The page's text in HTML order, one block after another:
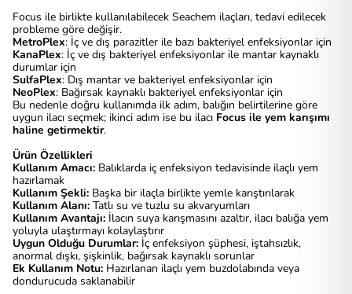
Focus ile birlikte kullanılabilecek Seachem ilaçları, tedavi edilecek
probleme göre değişir.
MetroPlex: İç ve dış parazitler ile bazı bakteriyel enfeksiyonlar için
KanaPlex: İç ve dış bakteriyel enfeksiyonlar ile mantar kaynaklı
durumlar için
SulfaPlex: Dış mantar ve bakteriyel enfeksiyonlar için
NeoPlex: Bağırsak kaynaklı bakteriyel enfeksiyonlar için
Bu nedenle doğru kullanımda ilk adım, balığın belirtilerine göre
uygun ilacı seçmek; ikinci adım ise bu ilacı Focus ile yem karışımı
haline getirmektir.
Ürün Özellikleri
Kullanım Amacı: Balıklarda iç enfeksiyon tedavisinde ilaçlı yem
hazırlamak
Kullanım Şekli: Başka bir ilaçla birlikte yemle karıştırılarak
Kullanım Alanı: Tatlı su ve tuzlu su akvaryumları
Kullanım Avantajı: İlacın suya karışmasını azaltır, ilacı balığa yem
yoluyla ulaştırmayı kolaylaştırır
Uygun Olduğu Durumlar: İç enfeksiyon şüphesi, iştahsızlık,
anormal dışkı, şişkinlik, bağırsak kaynaklı sorunlar
Ek Kullanım Notu: Hazırlanan ilaçlı yem buzdolabında veya
dondurucuda saklanabilir